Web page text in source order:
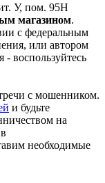
У, пом. 95Н
магазином.
с федеральным
или автором
- воспользуйтесь
с мошенником.
и будьте
на
необходимые